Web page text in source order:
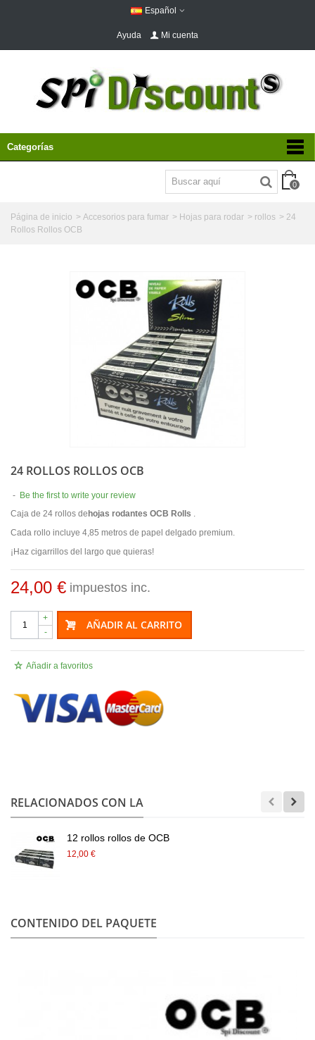
Español
Ayuda Mi cuenta
Categorías
0
Página de inicio > Accesorios para fumar > Hojas para rodar > rollos > 24
Rollos Rollos OCB
24 ROLLOS ROLLOS OCB
- Be the first to write your review
Caja de 24 rollos de hojas rodantes OCB Rolls .
Cada rollo incluye 4,85 metros de papel delgado premium.
¡Haz cigarrillos del largo que quieras!
24,00 € impuestos inc.
-
+ AÑADIR AL CARRITO
Añadir a favoritos
RELACIONADOS CON LA
12 rollos rollos de OCB
12,00 €
CONTENIDO DEL PAQUETE